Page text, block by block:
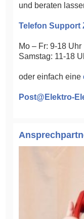
und beraten
Telefon Support
Mo – Fr: 9-18 Uhr
Samstag: 11-18
oder einfach eine
Post@Elektro-